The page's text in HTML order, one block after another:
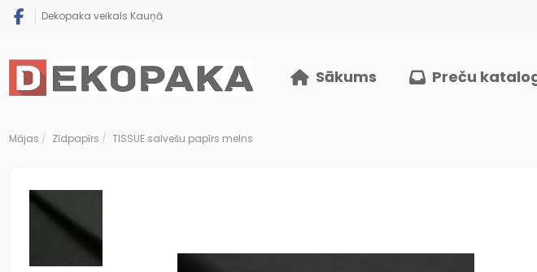
Dekopaka veikals Kauņā
Sākums Preču
Mājas Zīdpapīrs TISSUE salvešu papīrs melns